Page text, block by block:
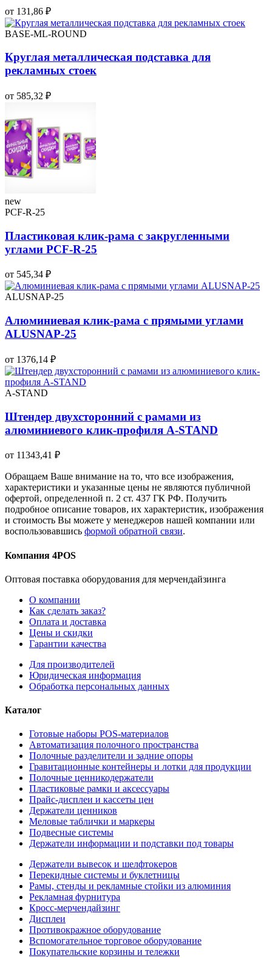
от 131,86 ₽
BASE-ML-ROUND
Круглая металлическая подставка для
рекламных стоек
от 585,32 ₽
new
PCF-R-25
Пластиковая клик-рама с закругленными
углами PCF-R-25
от 545,34 ₽
ALUSNAP-25
Алюминиевая клик-рама с прямыми углами
ALUSNAP-25
от 1376,14 ₽
A-STAND
Штендер двухсторонний с рамами из
алюминиевого клик-профиля A-STAND
от 11343,41 ₽
Обращаем Ваше внимание на то, что все изображения,
характеристики и указанные цены не являются публичной
офертой, определенной п. 2 ст. 437 ГК РФ. Получить
подробное описание товаров, их характеристик, изображения
и стоимость Вы можете у менеджеров нашей компании или
воспользовавшись формой обратной связи.
Компания 4POS
Оптовая поставка оборудования для мерчендайзинга
О компании
Как сделать заказ?
Оплата и доставка
Цены и скидки
Гарантии качества
Для производителей
Юридическая информация
Обработка персональных данных
Каталог
Готовые наборы POS-материалов
Автоматизация полочного пространства
Полочные разделители и задние опоры
Гравитационные контейнеры и лотки для продукции
Полочные ценникодержатели
Пластиковые рамки и аксессуары
Прайс-дисплеи и кассеты цен
Держатели ценников
Меловые таблички и маркеры
Подвесные системы
Держатели информации и подставки под товары
Держатели вывесок и шелфтокеров
Перекидные системы и буклетницы
Рамы, стенды и рекламные стойки из алюминия
Рекламная фурнитура
Кросс-мерчендайзинг
Дисплеи
Противокражное оборудование
Вспомогательное торговое оборудование
Покупательские корзины и тележки